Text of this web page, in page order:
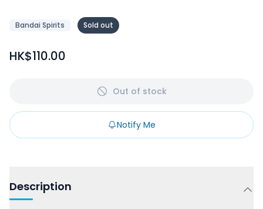
Bandai Spirits Sold out
HK$110.00
Out of stock
Notify Me
Description